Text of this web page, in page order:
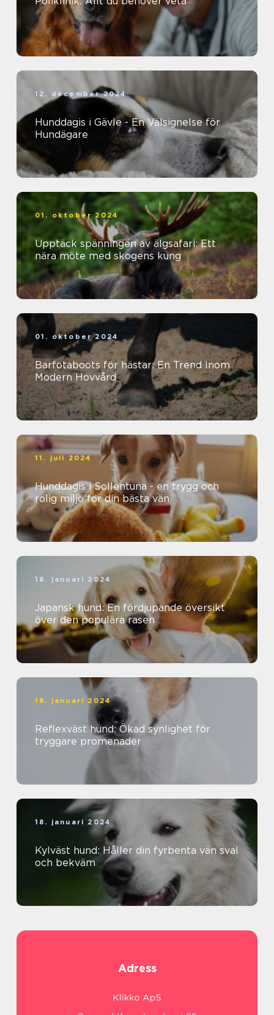
12. december 2024
Hunddagis i Gävle - En Välsignelse för
Hundägare
01. oktober 2024
Upptäck spänningen av älgsafari: Ett
nära möte med skogens kung
01. oktober 2024
Barfotaboots för hästar: En Trend Inom
Modern Hovvård
11. juli 2024
Hunddagis i Sollentuna - en trygg och
rolig miljö för din bästa vän
18. januari 2024
Japansk hund: En fördjupande översikt
över den populära rasen
18. januari 2024
Reflexväst hund: Ökad synlighet för
tryggare promenader
18. januari 2024
Kylväst hund: Håller din fyrbenta vän sval
och bekväm
Adress